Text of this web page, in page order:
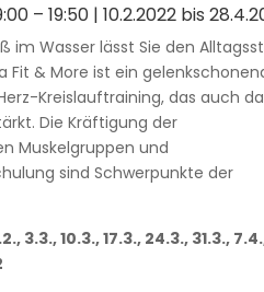
– 19:50 | 10.2.2022 bis
im Wasser lässt Sie den
Fit & More ist ein
Kreislauftraining, das auch
Die Kräftigung der
Muskelgruppen und
sind Schwerpunkte der
3.3., 10.3., 17.3., 24.3., 31.3.,